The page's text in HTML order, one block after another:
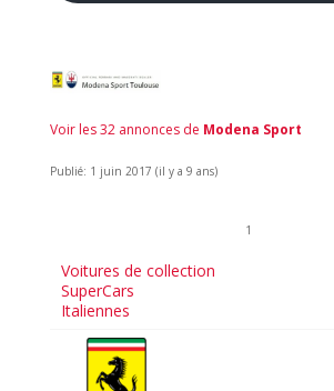
Voir les 32 annonces de Modena Sport
Publié: 1 juin 2017 (il y a 9 ans)
1
Voitures de collection
SuperCars
Italiennes